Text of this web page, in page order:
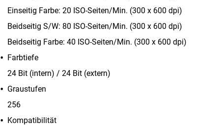
Einseitig Farbe: 20 ISO-Seiten/Min. (300 x 600 dpi)
Beidseitig S/W: 80 ISO-Seiten/Min. (300 x 600 dpi)
Beidseitig Farbe: 40 ISO-Seiten/Min. (300 x 600 dpi)
Farbtiefe
24 Bit (intern) / 24 Bit (extern)
Graustufen
256
Kompatibilität